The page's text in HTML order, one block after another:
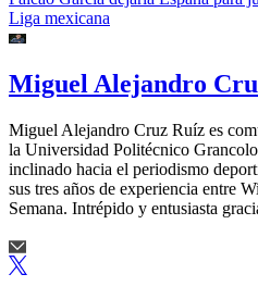
Liga mexicana
Miguel Alejandro
Miguel Alejandro Cruz Ruíz es
la Universidad Politécnico
inclinado hacia el periodismo
sus tres años de experiencia entre
Semana. Intrépido y entusiasta